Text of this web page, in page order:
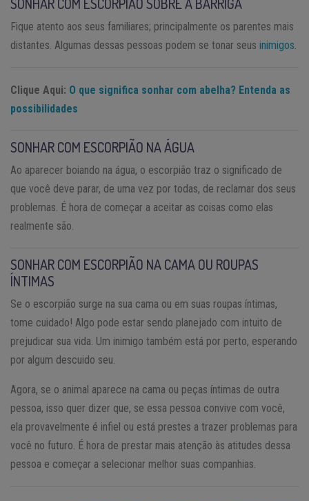
Fique atento aos seus familiares; principalmente os parentes mais
distantes. Algumas dessas pessoas podem se tonar seus inimigos
Clique Aqui: O que significa sonhar com abelha? Entenda as
possibilidades
SONHAR COM ESCORPIÃO NA ÁGUA
Ao aparecer boiando na água, o escorpião traz o significado de
que você deve parar, de uma vez por todas, de reclamar dos seus
problemas. É hora de começar a aceitar as coisas como elas
realmente são.
SONHAR COM ESCORPIÃO NA CAMA OU ROUPAS
ÍNTIMAS
Se o escorpião surge na sua cama ou em suas roupas íntimas,
tome cuidado! Algo pode estar sendo planejado com intuito de
prejudicar sua vida. Um inimigo também está por perto, esperando
por algum descuido seu.
Agora, se o animal aparece na cama ou peças íntimas de outra
pessoa, isso quer dizer que, se essa pessoa convive com você,
ela provavelmente é infiel ou está prestes a trazer problemas para
você no futuro. É hora de prestar mais atenção às atitudes dessa
pessoa e começar a selecionar melhor suas companhias.